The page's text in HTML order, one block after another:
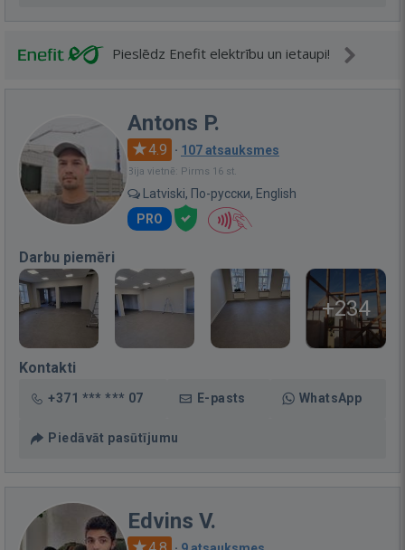
Pieslēdz Enefit elektrību un ietaupi!
Antons P.
4.9 · 107 atsauksmes
Bija vietnē: Pirms 16 st.
Latviski, По-русски, English
PRO
Darbu piemēri
+234
Kontakti
+371 *** *** 07 E-pasts WhatsApp
Piedāvāt pasūtījumu
Edvins V.